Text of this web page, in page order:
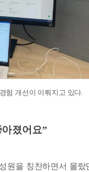
험 개선이 이뤄지고 있다.
졌어요”
원을 칭찬하면서 몰랐